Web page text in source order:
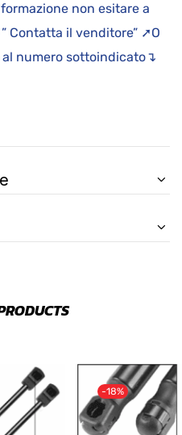
non esitare a
Contatta il venditore” ➚O
numero sottoindicato↴
-18%